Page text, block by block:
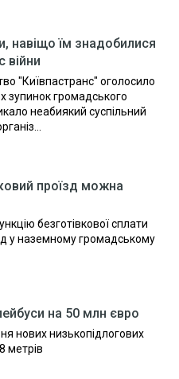
навіщо їм знадобилися
війни
"Київпастранс" оголосило
зупинок громадського
неабиякий суспільний
проїзд можна
безготівкової сплати
у наземному громадському
на 50 млн євро
нових низькопідлогових
метрів